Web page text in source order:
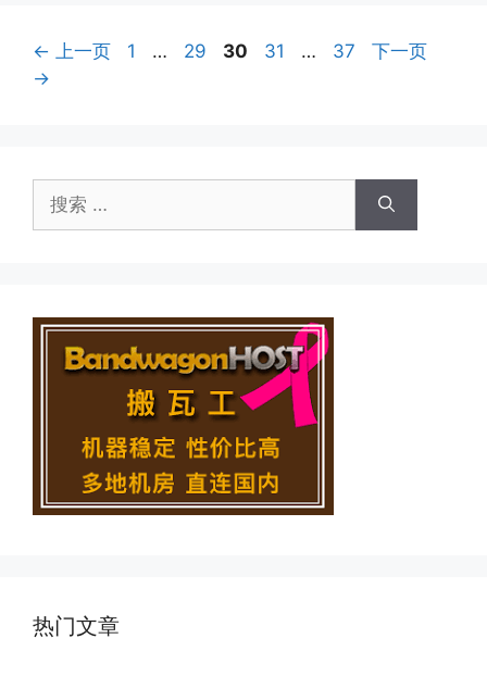
← 上一页
页
1 …
页
29
页
30
页
31 …
页
37
下一页
→
索：
热门文章